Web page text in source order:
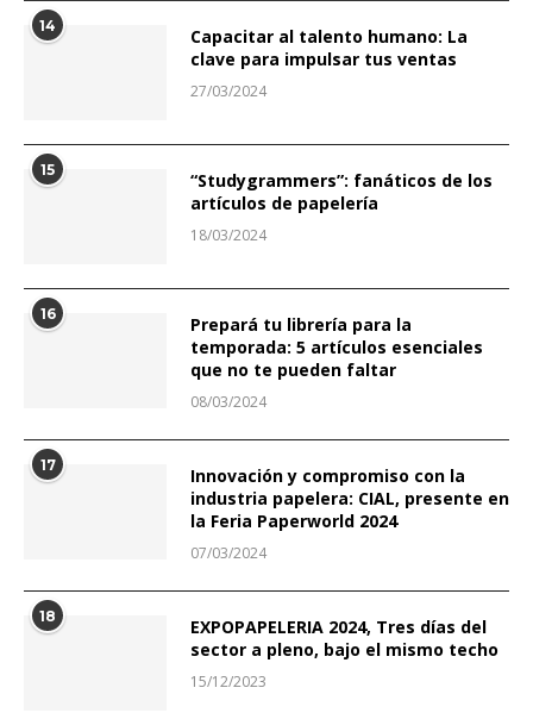
14
Capacitar al talento humano: La
clave para impulsar tus ventas
27/03/2024
15
“Studygrammers”: fanáticos de los
artículos de papelería
18/03/2024
16
Prepará tu librería para la
temporada: 5 artículos esenciales
que no te pueden faltar
08/03/2024
17
Innovación y compromiso con la
industria papelera: CIAL, presente en
la Feria Paperworld 2024
07/03/2024
18
EXPOPAPELERIA 2024, Tres días del
sector a pleno, bajo el mismo techo
15/12/2023